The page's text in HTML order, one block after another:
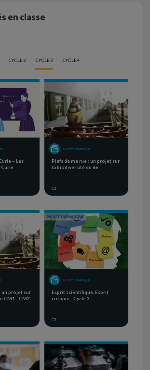
en classe
CYCLE 2 CYCLE 3 CYCLE 4
– Les
Curie
PROJET THÉMATIQUE
Piafs de ma rue : un projet sur
la biodiversité en 6e
C3
un projet sur
CM1 - CM2
PROJET THÉMATIQUE
Esprit scientifique, Esprit
critique - Cycle 3
C3